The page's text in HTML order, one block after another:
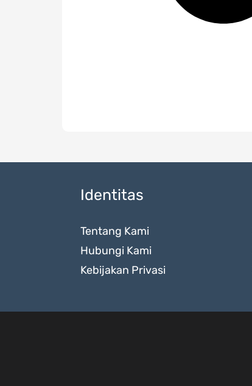
Identitas
Tentang Kami
Hubungi Kami
Kebijakan Privasi